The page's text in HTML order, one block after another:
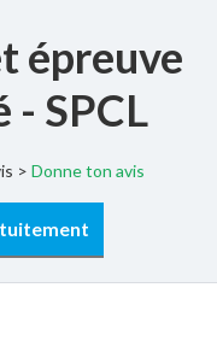
épreuve
- SPCL
> Donne ton avis